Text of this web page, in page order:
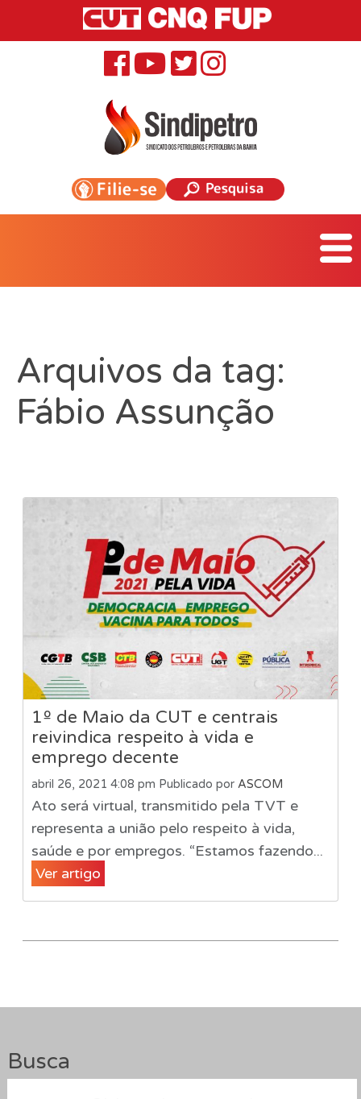
Arquivos da tag:
Fábio Assunção
1º de Maio da CUT e centrais
reivindica respeito à vida e
emprego decente
abril 26, 2021 4:08 pm Publicado por ASCOM
Ato será virtual, transmitido pela TVT e
representa a união pelo respeito à vida,
saúde e por empregos. “Estamos fazendo...
Ver artigo
Busca